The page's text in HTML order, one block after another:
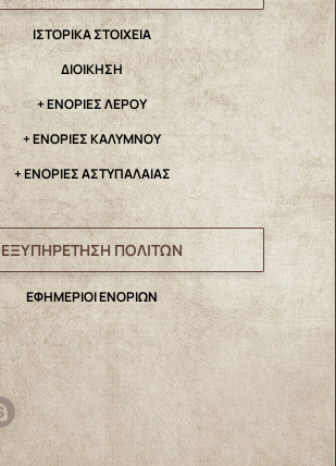
IΣΤΟΡΙΚΑ ΣΤΟΙΧΕΙΑ
ΔΙΟΙΚΗΣΗ
+ ΕΝΟΡΙΕΣ ΛΕΡΟΥ
+ ΕΝΟΡΙΕΣ ΚΑΛΥΜΝΟΥ
+ ΕΝΟΡΙΕΣ ΑΣΤΥΠΑΛΑΙΑΣ
ΕΞΥΠΗΡΕΤΗΣΗ ΠΟΛΙΤΩΝ
ΕΦΗΜΕΡΙΟΙ ΕΝΟΡΙΩΝ